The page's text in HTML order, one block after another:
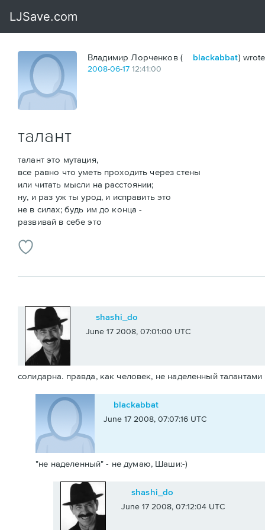
Владимир Лорченков ( blackabbat)
2008-06-17 12:41:00
талант
талант это мутация,
все равно что уметь проходить через стены
или читать мысли на расстоянии;
ну, и раз уж ты урод, и исправить это
не в силах; будь им до конца -
развивай в себе это
shashi_do
June 17 2008, 07:01:00 UTC
солидарна. правда, как человек, не наделенный талантами
blackabbat
June 17 2008, 07:07:16 UTC
"не наделенный" - не думаю, Шаши:-)
shashi_do
June 17 2008, 07:12:04 UTC